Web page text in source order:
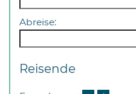
außerhalb
Abreise:
Reisende